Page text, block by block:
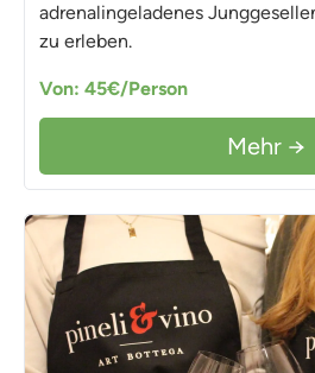
adrenalingeladenes
zu erleben.
Von: 45€/Person
Mehr →